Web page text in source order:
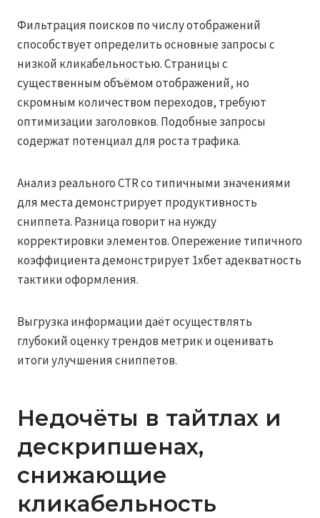
Фильтрация поисков по числу отображений
способствует определить основные запросы с
низкой кликабельностью. Страницы с
существенным объёмом отображений, но
скромным количеством переходов, требуют
оптимизации заголовков. Подобные запросы
содержат потенциал для роста трафика.
Анализ реального CTR со типичными значениями
для места демонстрирует продуктивность
сниппета. Разница говорит на нужду
корректировки элементов. Опережение типичного
коэффициента демонстрирует 1хбет адекватность
тактики оформления.
Выгрузка информации даёт осуществлять
глубокий оценку трендов метрик и оценивать
итоги улучшения сниппетов.
Недочёты в тайтлах и
дескрипшенах,
снижающие
кликабельность